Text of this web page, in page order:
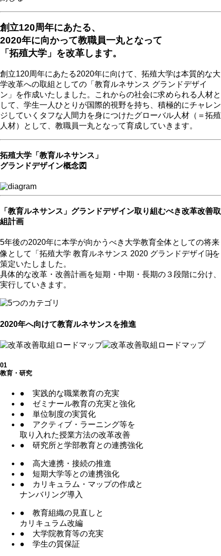
創立120周年にあたる、
2020年に向かって教職員一丸となって
「拓殖大学」を改革します。
創立120周年にあたる2020年に向けて、拓殖大学は本質的な大
学改革への取組としての「教育ルネサンス グランドデザイ
ン」を作成いたしました。これからの社会に求められる人材と
して、学生一人ひとりが国際的視野を持ち、積極的にチャレン
ジしていくタフな人間力を身につけたグローバル人材（＝拓殖
人材）として、教職員一丸となって育成していきます。
拓殖大学「教育ルネサンス」
グランドデザイン概念図
「教育ルネサンス」グランドデザイン取り組むべき改革改善取
組計画
5年後の2020年に本学が向かうべき大学教育全体としての将来
像として「拓殖大学 教育ルネサンス 2020 グランドデザイン̶]を
策定いたしました。
具体的な改革・改善計画を短期・中期・長期の３段階に分け、
実行していきます。
2020年へ向けて教育ルネサンスを推進
01
教育・研究
● 実践的な職業教育の充実
● ゼミナール教育の充実と強化
● 単位制度の実質化
● アクティブ・ラーニング等を
取り入れた授業方法の改革改善
● 研究所と学部教育との連携強化
● 高大連携・接続の推進
● 短期大学等との連携強化
●
カリキュラム・マップの作成と
ナンバリング導入
● 教育組織の見直しと
カリキュラム改編
● 大学院教育等の充実
● 学生の質保証